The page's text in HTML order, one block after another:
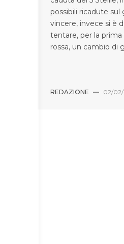
possibili ricadute sul
vincere, invece si è
tentare, per la prima
rossa, un cambio di
REDAZIONE — 02/